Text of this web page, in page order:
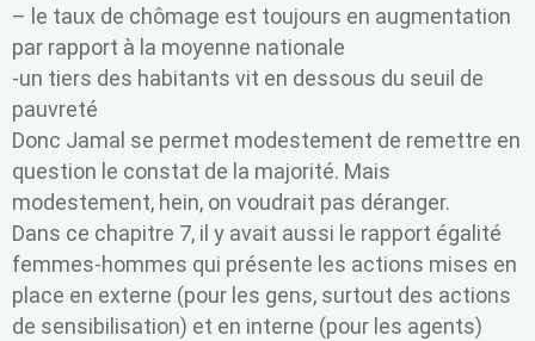
– le taux de chômage est toujours en augmentation
par rapport à la moyenne nationale
-un tiers des habitants vit en dessous du seuil de
pauvreté
Donc Jamal se permet modestement de remettre en
question le constat de la majorité. Mais
modestement, hein, on voudrait pas déranger.
Dans ce chapitre 7, il y avait aussi le rapport égalité
femmes-hommes qui présente les actions mises en
place en externe (pour les gens, surtout des actions
de sensibilisation) et en interne (pour les agents)